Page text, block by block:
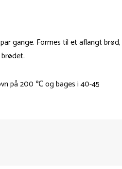
gange. Formes til et aflangt brød,
på 200 ℃ og bages i 40-45